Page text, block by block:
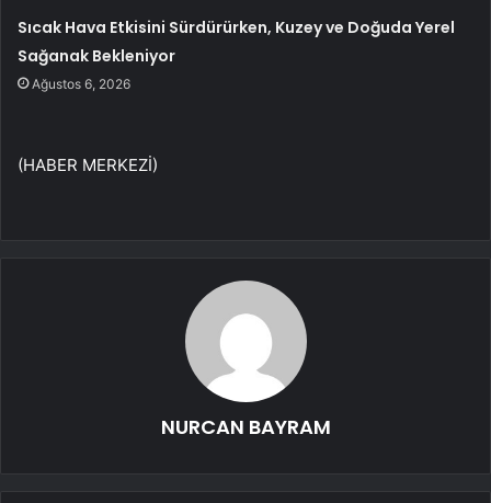
Sıcak Hava Etkisini Sürdürürken, Kuzey ve Doğuda Yerel
Sağanak Bekleniyor
Ağustos 6, 2026
(HABER MERKEZİ)
NURCAN BAYRAM